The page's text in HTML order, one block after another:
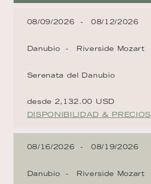
08/09/2026 08/12/2026
Danubio Riverside Mozart
Serenata del Danubio
desde 2,132.00 USD
DISPONIBILIDAD & PRECIOS
08/16/2026 08/19/2026
Danubio Riverside Mozart